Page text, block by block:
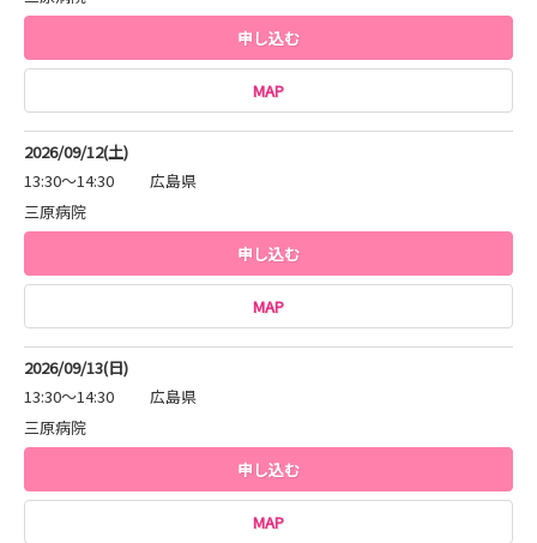
申し込む
MAP
2026/09/12(土)
13:30～14:30
広島県
三原病院
申し込む
MAP
2026/09/13(日)
13:30～14:30
広島県
三原病院
申し込む
MAP